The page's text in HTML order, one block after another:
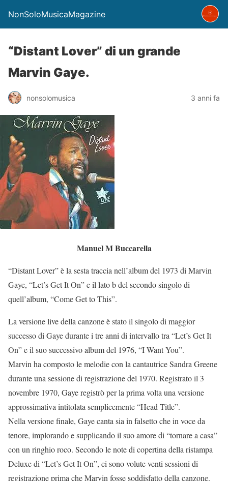
NonSoloMusicaMagazine
“Distant Lover” di un grande
Marvin Gaye.
nonsolomusica 3 anni fa
Manuel M Buccarella
“Distant Lover” è la sesta traccia nell’album del 1973 di Marvin
Gaye, “Let’s Get It On” e il lato b del secondo singolo di
quell’album, “Come Get to This”.
La versione live della canzone è stato il singolo di maggior
successo di Gaye durante i tre anni di intervallo tra “Let’s Get It
On” e il suo successivo album del 1976, “I Want You”.
Marvin ha composto le melodie con la cantautrice Sandra Greene
durante una sessione di registrazione del 1970. Registrato il 3
novembre 1970, Gaye registrò per la prima volta una versione
approssimativa intitolata semplicemente “Head Title”.
Nella versione finale, Gaye canta sia in falsetto che in voce da
tenore, implorando e supplicando il suo amore di “tornare a casa”
con un ringhio roco. Secondo le note di copertina della ristampa
Deluxe di “Let’s Get It On”, ci sono volute venti sessioni di
registrazione prima che Marvin fosse soddisfatto della canzone.